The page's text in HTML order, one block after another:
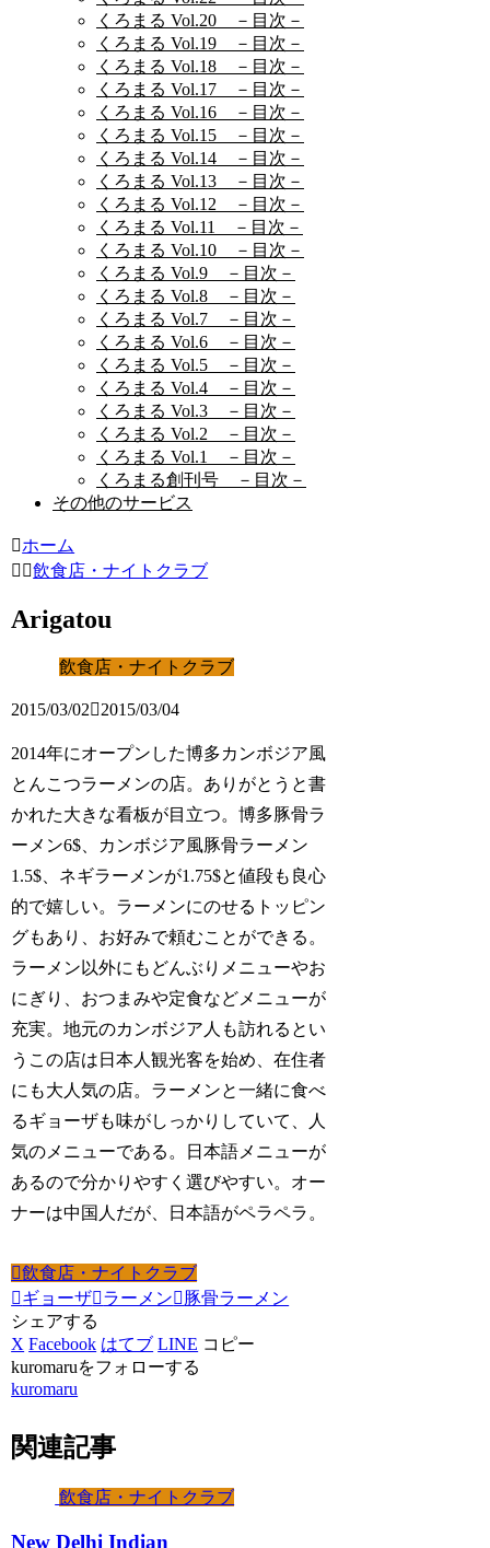
くろまる Vol.20 －目次－
くろまる Vol.19 －目次－
くろまる Vol.18 －目次－
くろまる Vol.17 －目次－
くろまる Vol.16 －目次－
くろまる Vol.15 －目次－
くろまる Vol.14 －目次－
くろまる Vol.13 －目次－
くろまる Vol.12 －目次－
くろまる Vol.11 －目次－
くろまる Vol.10 －目次－
くろまる Vol.9 －目次－
くろまる Vol.8 －目次－
くろまる Vol.7 －目次－
くろまる Vol.6 －目次－
くろまる Vol.5 －目次－
くろまる Vol.4 －目次－
くろまる Vol.3 －目次－
くろまる Vol.2 －目次－
くろまる Vol.1 －目次－
くろまる創刊号 －目次－
その他のサービス
ホーム
飲食店・ナイトクラブ
Arigatou
飲食店・ナイトクラブ
2015/03/02 2015/03/04
2014年にオープンした博多カンボジア風
とんこつラーメンの店。ありがとうと書
かれた大きな看板が目立つ。博多豚骨ラ
ーメン6$、カンボジア風豚骨ラーメン
1.5$、ネギラーメンが1.75$と値段も良心
的で嬉しい。ラーメンにのせるトッピン
グもあり、お好みで頼むことができる。
ラーメン以外にもどんぶりメニューやお
にぎり、おつまみや定食などメニューが
充実。地元のカンボジア人も訪れるとい
うこの店は日本人観光客を始め、在住者
にも大人気の店。ラーメンと一緒に食べ
るギョーザも味がしっかりしていて、人
気のメニューである。日本語メニューが
あるので分かりやすく選びやすい。オー
ナーは中国人だが、日本語がペラペラ。
飲食店・ナイトクラブ
ギョーザ
ラーメン
豚骨ラーメン
シェアする
X Facebook はてブ LINE コピー
kuromaruをフォローする
kuromaru
関連記事
飲食店・ナイトクラブ
New Delhi Indian